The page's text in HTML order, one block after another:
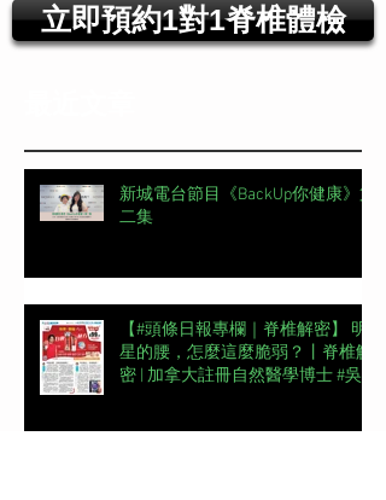
立即預約1對1脊椎體檢
新城電台節目《BackUp你健康》第
二集
【#頭條日報專欄｜脊椎解密】 明
星的腰，怎麼這麼脆弱？丨脊椎解
密 | 加拿大註冊自然醫學博士 #吳